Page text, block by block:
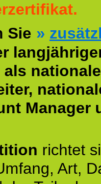
Sie »
als
Manager
richtet
Art,